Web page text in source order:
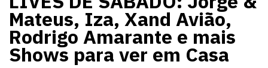
Mateus, Iza, Xand Avião,
Rodrigo Amarante e mais
Shows para ver em Casa